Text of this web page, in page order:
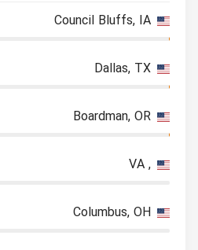
Council Bluffs, IA
Dallas, TX
Boardman, OR
, VA
Columbus, OH